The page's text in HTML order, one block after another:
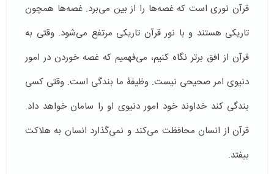
قرآن نوری است که غصه‌ها را از بین می‌برد. غصه‌ها همچون
تاریکی هستند و با نور قرآن تاریکی مرتفع می‌شود. وقتی به
قرآن از افق برتر نگاه کنیم، می‌فهمیم که غصه خوردن در امور
دنیوی امر صحیحی نیست. وظیفۀ ما بندگی است. وقتی کسی
بندگی کند خداوند خود امور دنیوی او را سامان خواهد داد.
قرآن از انسان محافظت می‌کند و نمی‌گذارد انسان به هلاکت
بیفتد.